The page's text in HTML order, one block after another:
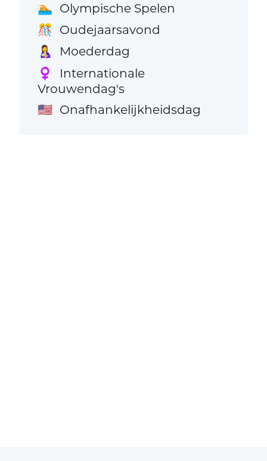
🏊 Olympische Spelen
🎊 Oudejaarsavond
🤱 Moederdag
♀️
Internationale
Vrouwendag's
🇺🇸 Onafhankelijkheidsdag